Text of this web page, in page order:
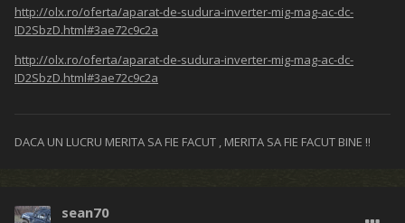
http://olx.ro/oferta/aparat-de-sudura-inverter-mig-mag-ac-dc-
ID2SbzD.html#3ae72c9c2a
http://olx.ro/oferta/aparat-de-sudura-inverter-mig-mag-ac-dc-
ID2SbzD.html#3ae72c9c2a
DACA UN LUCRU MERITA SA FIE FACUT , MERITA SA FIE FACUT BINE !!
sean70